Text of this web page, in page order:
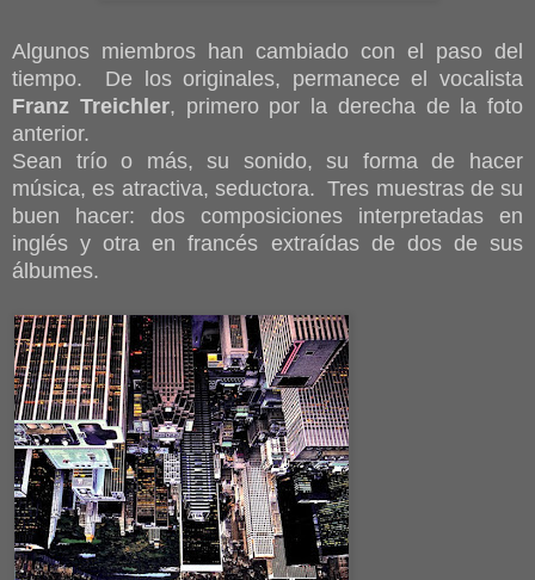
Algunos miembros han cambiado con el paso del
tiempo. De los originales, permanece el vocalista
Franz Treichler, primero por la derecha de la foto
anterior.
Sean trío o más, su sonido, su forma de hacer
música, es atractiva, seductora. Tres muestras de su
buen hacer: dos composiciones interpretadas en
inglés y otra en francés extraídas de dos de sus
álbumes.